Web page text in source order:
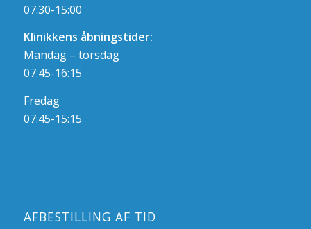
07:30-15:00
Klinikkens åbningstider:
Mandag – torsdag
07:45-16:15
Fredag
07:45-15:15
AFBESTILLING AF TID